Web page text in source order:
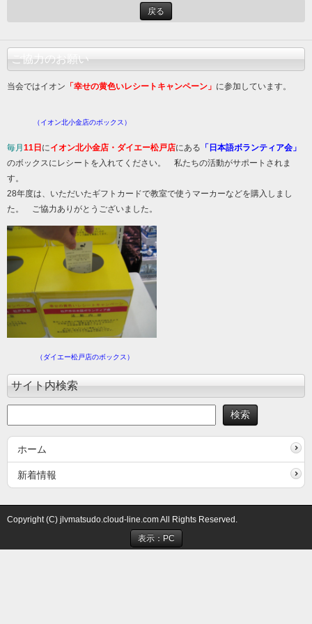
戻る
ご協力のお願い
当会ではイオン 「幸せの黄色いレシートキャンペーン」 に参加しています。
（イオン北小金店のボックス）
毎月11日にイオン北小金店・ダイエー松戸店にある 「日本語ボランティア会」
のボックスにレシートを入れてください。 私たちの活動がサポートされま
す。
28年度は、いただいたギフトカードで教室で使うマーカーなどを購入しまし
た。 ご協力ありがとうございました。
（ダイエー松戸店のボックス）
サイト内検索
ホーム
新着情報
Copyright (C) jlvmatsudo.cloud-line.com All Rights Reserved.
表示：PC